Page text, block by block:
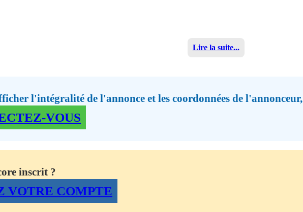
Lire la suite...
l'intégralité de l'annonce et les coordonnées de l'annonceur,
VOUS
inscrit ?
VOTRE COMPTE